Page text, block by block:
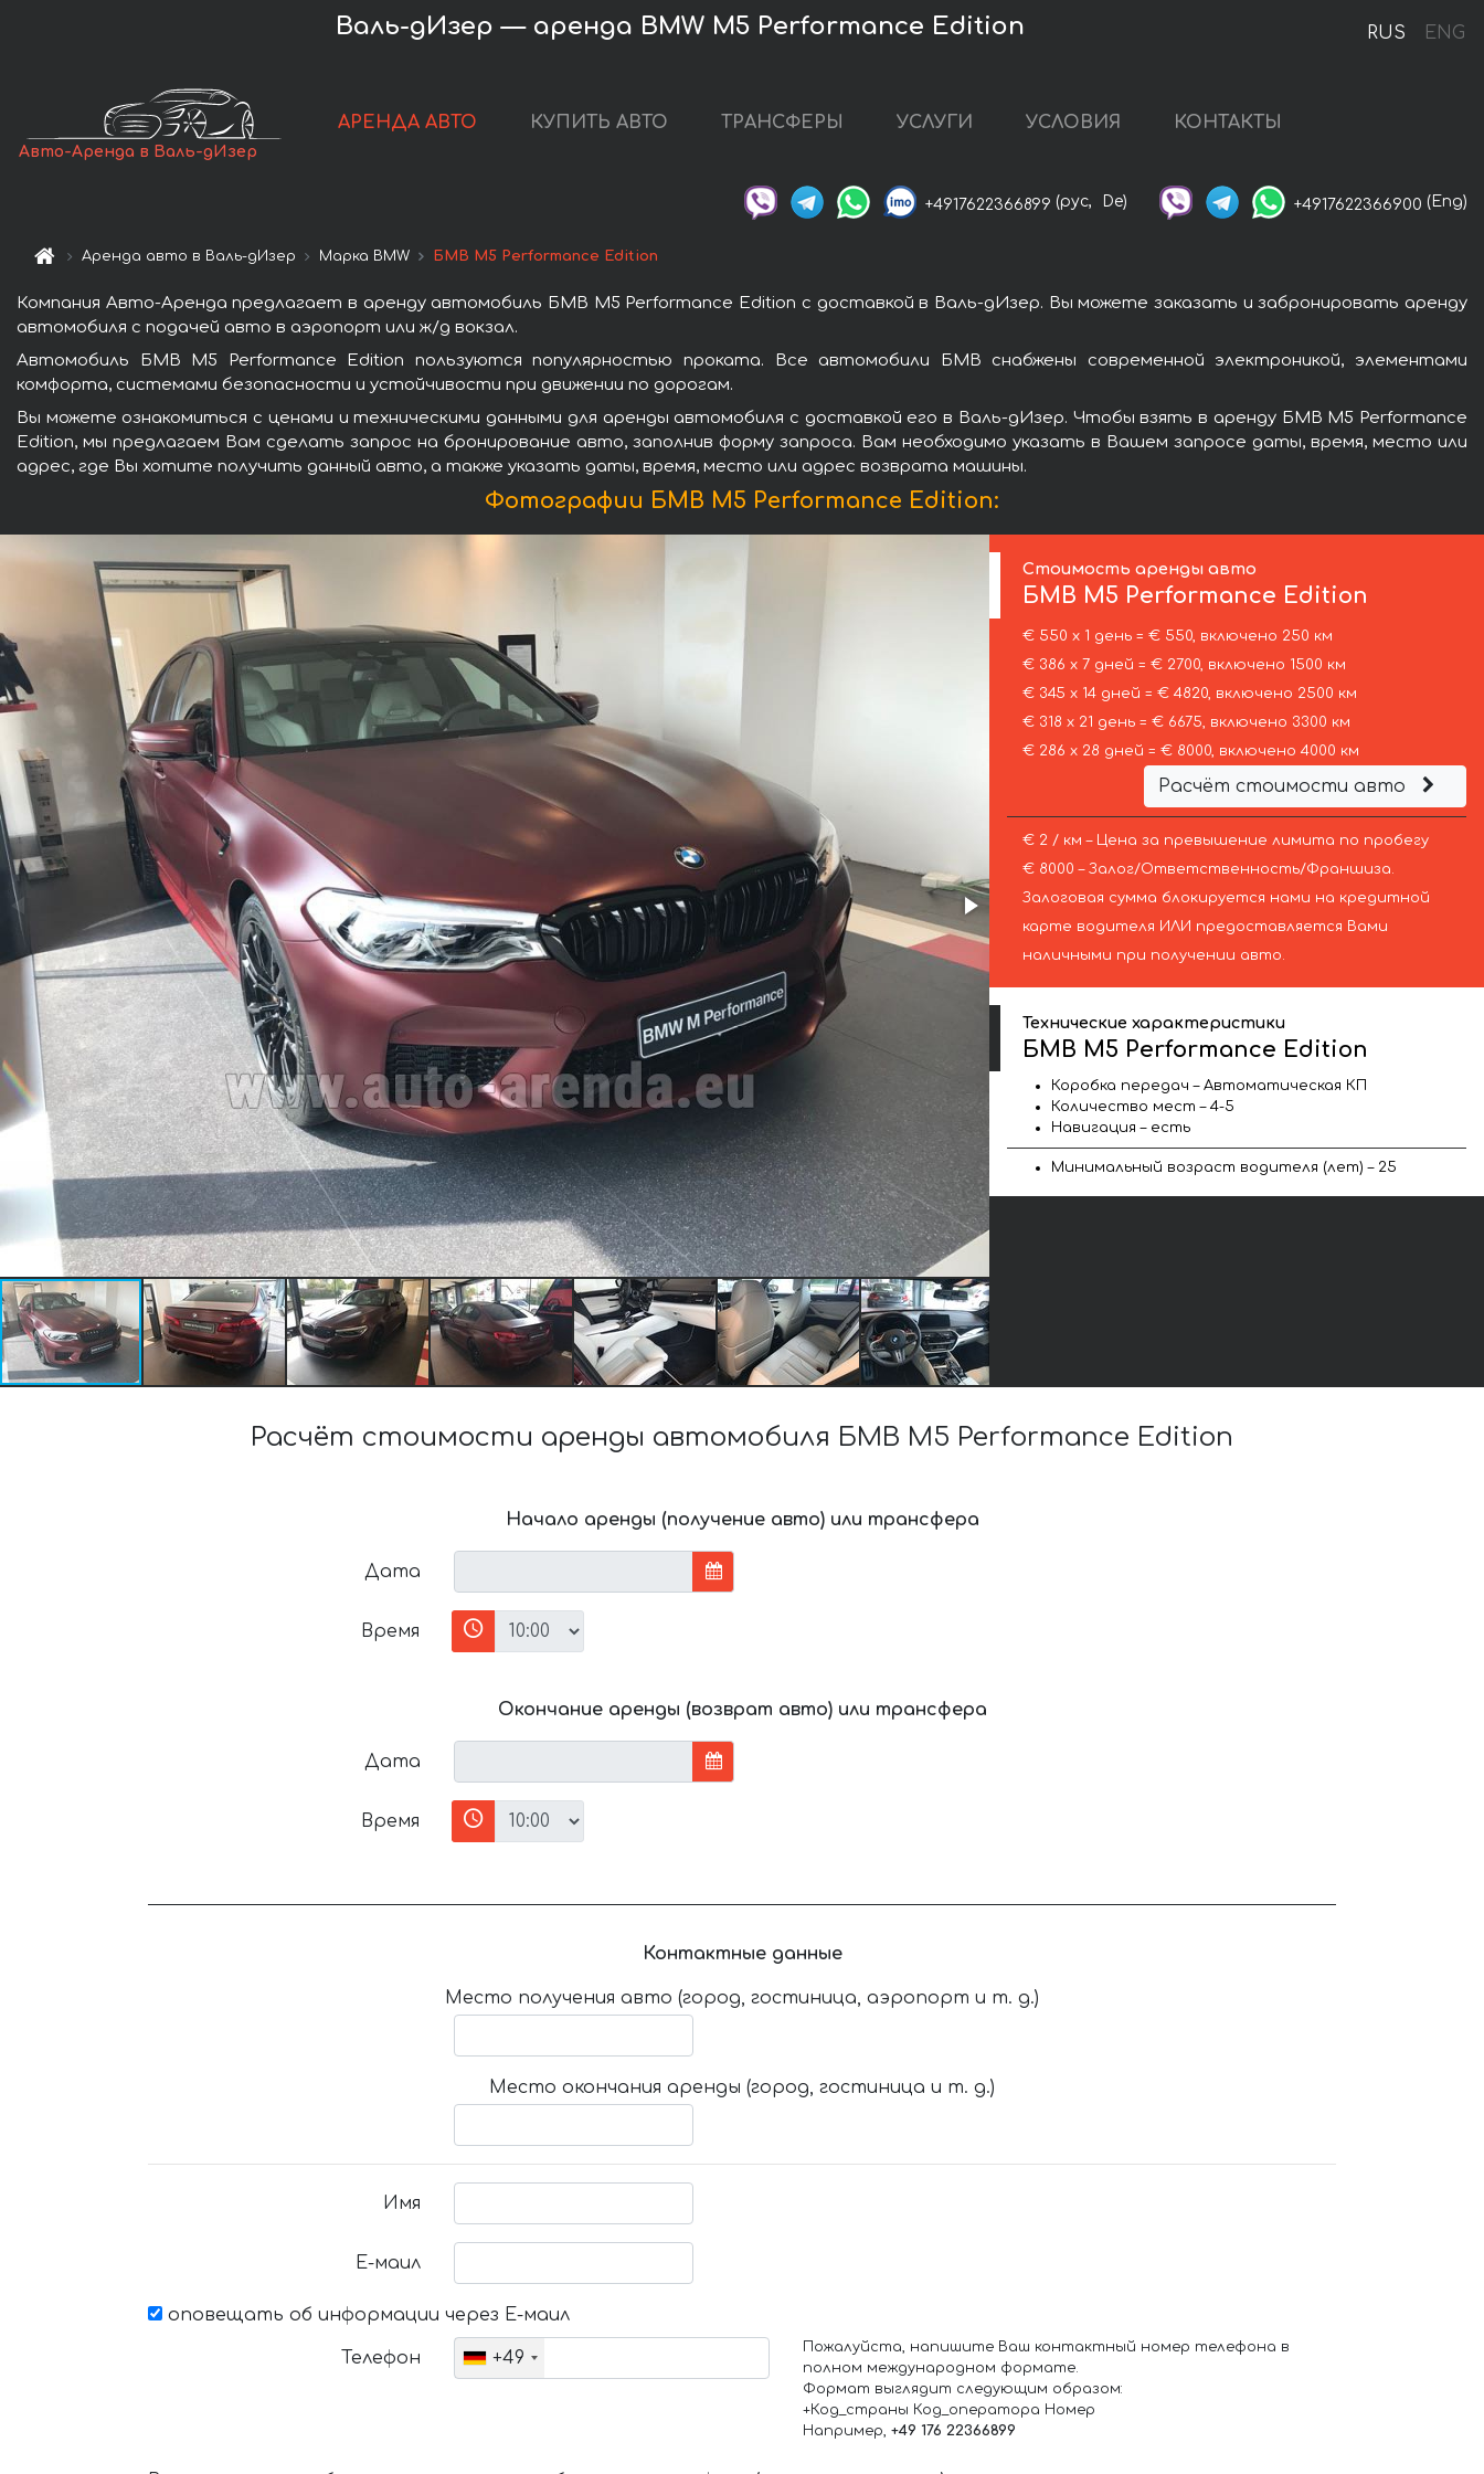
RUS ENG
Валь-дИзер — аренда BMW M5 Performance Edition
Авто-Аренда в Валь-дИзер
АРЕНДА АВТО КУПИТЬ АВТО ТРАНСФЕРЫ УСЛУГИ УСЛОВИЯ КОНТАКТЫ
+4917622366899 (рус, De) +4917622366900 (Eng)
Аренда авто в Валь-дИзер Марка BMW БМВ M5 Performance Edition
Компания Авто-Аренда предлагает в аренду автомобиль БМВ M5 Performance Edition с доставкой в Валь-дИзер. Вы можете заказать и забронировать аренду
автомобиля с подачей авто в аэропорт или ж/д вокзал.
Автомобиль БМВ M5 Performance Edition пользуются популярностью проката. Все автомобили БМВ снабжены современной электроникой, элементами
комфорта, системами безопасности и устойчивости при движении по дорогам.
Вы можете ознакомиться с ценами и техническими данными для аренды автомобиля с доставкой его в Валь-дИзер. Чтобы взять в аренду БМВ M5 Performance
Edition, мы предлагаем Вам сделать запрос на бронирование авто, заполнив форму запроса. Вам необходимо указать в Вашем запросе даты, время, место или
адрес, где Вы хотите получить данный авто, а также указать даты, время, место или адрес возврата машины.
Фотографии БМВ M5 Performance Edition:
Стоимость аренды авто
БМВ M5 Performance Edition
€ 550 х 1 день = € 550, включено 250 км
€ 386 х 7 дней = € 2700, включено 1500 км
€ 345 х 14 дней = € 4820, включено 2500 км
€ 318 х 21 день = € 6675, включено 3300 км
€ 286 х 28 дней = € 8000, включено 4000 км
Расчёт стоимости авто
€ 2 / км – Цена за превышение лимита по пробегу
€ 8000 – Залог/Ответственность/Франшиза.
Залоговая сумма блокируется нами на кредитной
карте водителя ИЛИ предоставляется Вами
наличными при получении авто.
Технические характеристики
БМВ M5 Performance Edition
Коробка передач – Автоматическая КП
Количество мест – 4-5
Навигация – есть
Минимальный возраст водителя (лет) – 25
Расчёт стоимости аренды автомобиля БМВ M5 Performance Edition
Начало аренды (получение авто) или трансфера
Дата
Время
Окончание аренды (возврат авто) или трансфера
Дата
Время
Контактные данные
Место получения авто (город, гостиница, аэропорт и т. д.)
Место окончания аренды (город, гостиница и т. д.)
Имя
Е-маил
оповещать об информации через Е-маил
Телефон +49
Пожалуйста, напишите Ваш контактный номер телефона в
полном международном формате.
Формат выглядит следующим образом:
+Код_страны Код_оператора Номер
Например, +49 176 22366899